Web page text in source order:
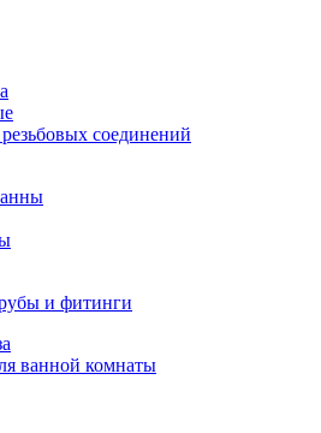
соединений
и фитинги
ванной комнаты